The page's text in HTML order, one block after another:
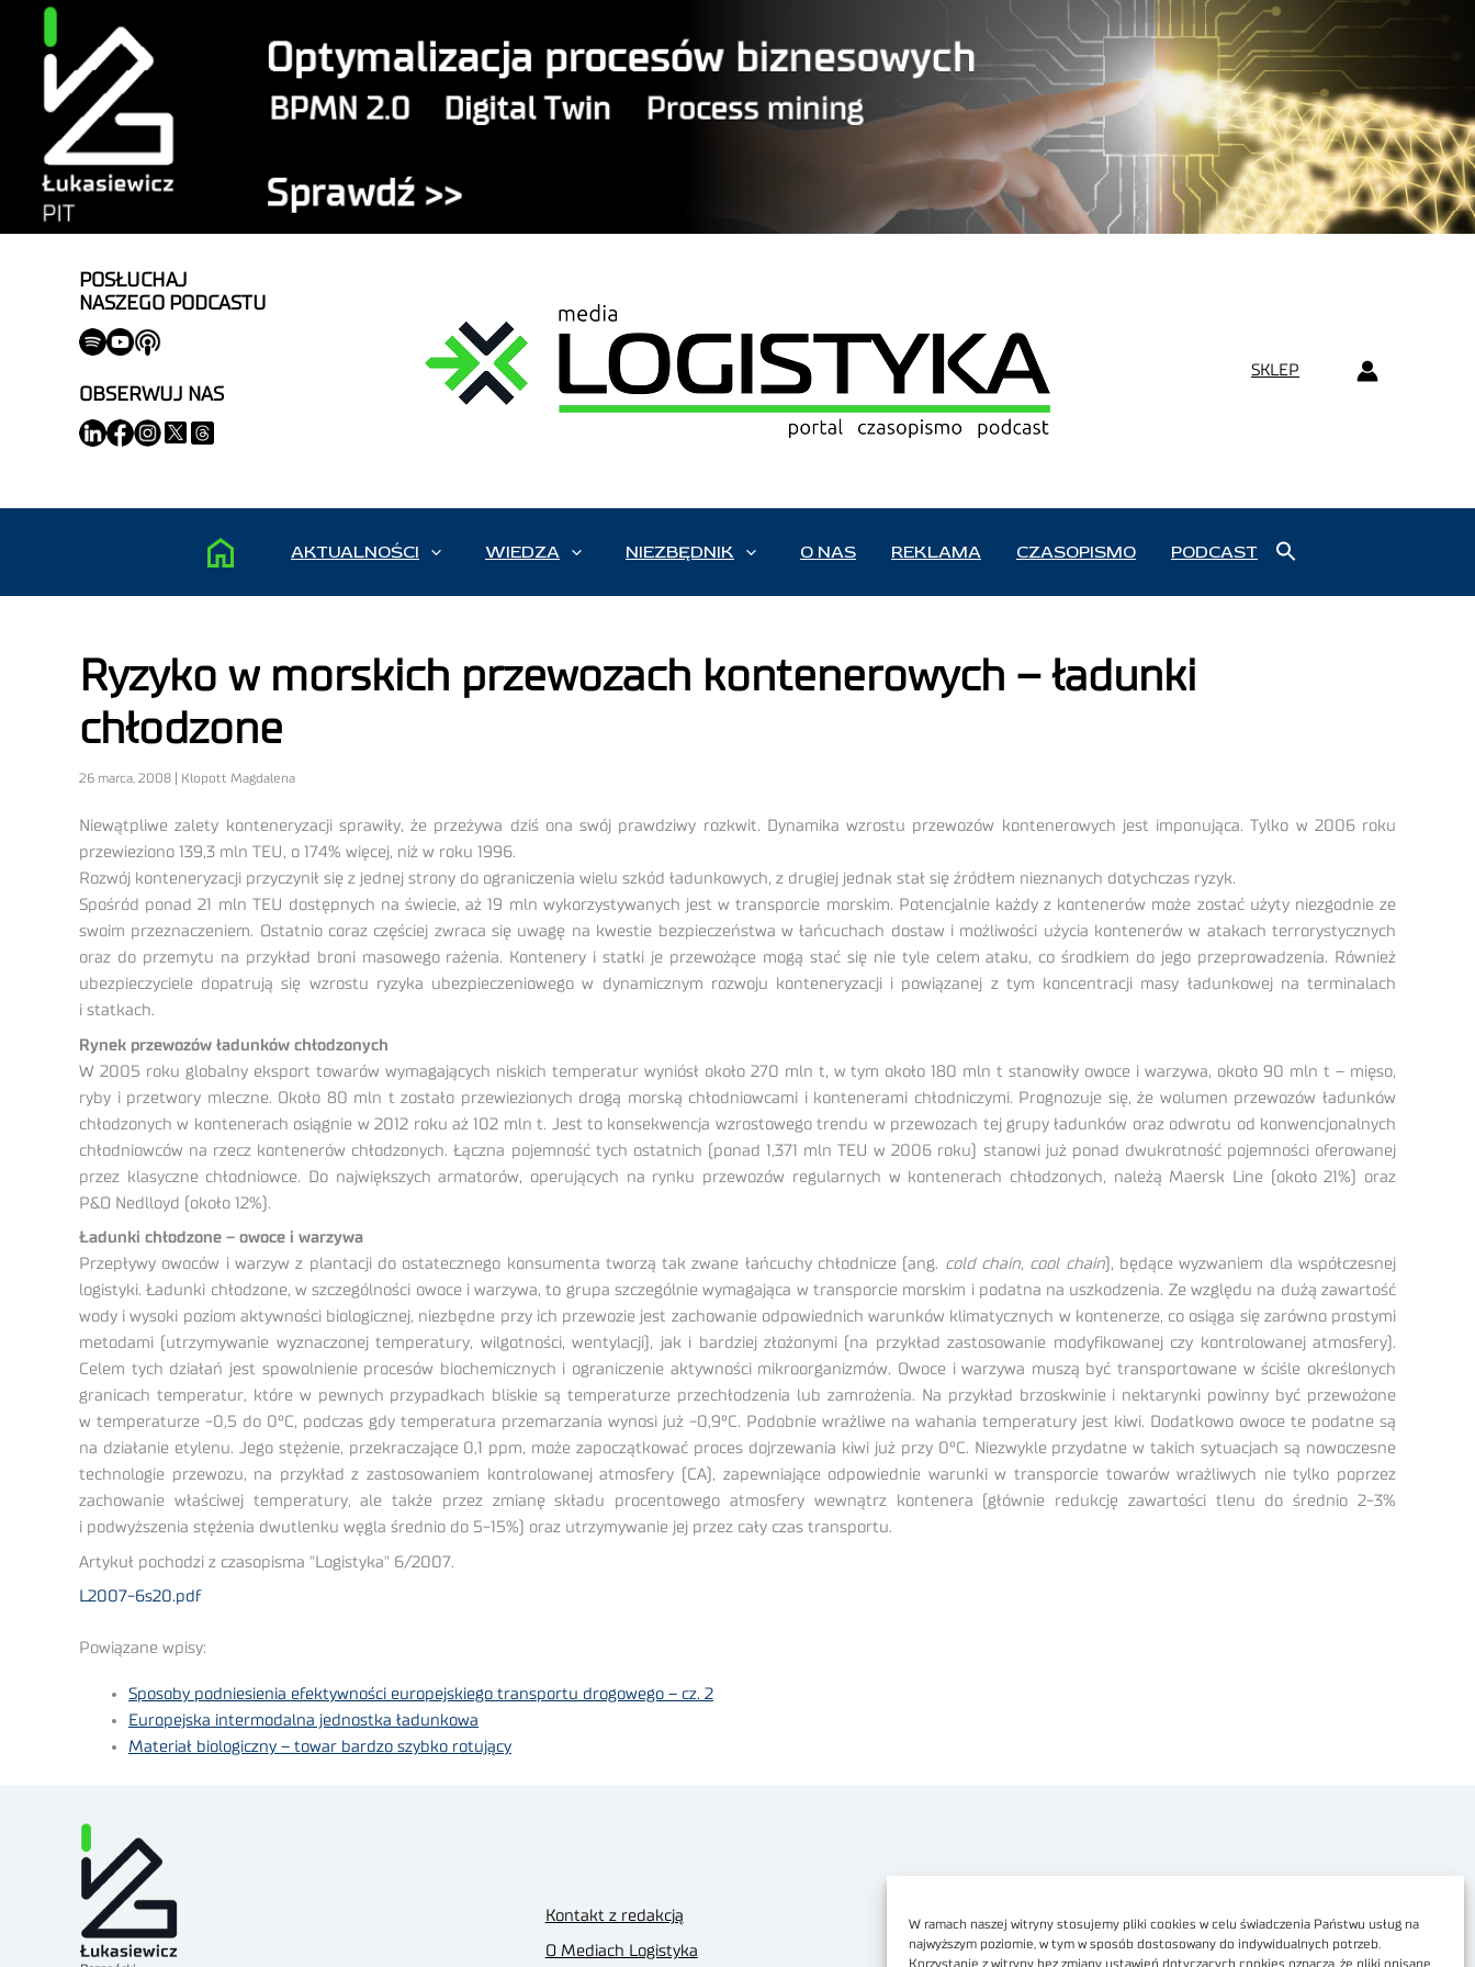
W ramach naszej witryny stosujemy pliki cookies w celu świadczenia Państwu usług na
najwyższym poziomie, w tym w sposób dostosowany do indywidualnych potrzeb.
Korzystanie z witryny bez zmiany ustawień dotyczących cookies oznacza, że pliki opisane
POSŁUCHAJ
NASZEGO PODCASTU
OBSERWUJ NAS
SKLEP
AKTUALNOŚCI WIEDZA NIEZBĘDNIK O NAS REKLAMA CZASOPISMO PODCAST
Ryzyko w morskich przewozach kontenerowych – ładunki
chłodzone
26 marca, 2008 | Klopott Magdalena
Niewątpliwe zalety konteneryzacji sprawiły, że przeżywa dziś ona swój prawdziwy rozkwit. Dynamika wzrostu przewozów kontenerowych jest imponująca. Tylko w 2006 roku
przewieziono 139,3 mln TEU, o 174% więcej, niż w roku 1996.
Rozwój konteneryzacji przyczynił się z jednej strony do ograniczenia wielu szkód ładunkowych, z drugiej jednak stał się źródłem nieznanych dotychczas ryzyk.
Spośród ponad 21 mln TEU dostępnych na świecie, aż 19 mln wykorzystywanych jest w transporcie morskim. Potencjalnie każdy z kontenerów może zostać użyty niezgodnie ze
swoim przeznaczeniem. Ostatnio coraz częściej zwraca się uwagę na kwestie bezpieczeństwa w łańcuchach dostaw i możliwości użycia kontenerów w atakach terrorystycznych
oraz do przemytu na przykład broni masowego rażenia. Kontenery i statki je przewożące mogą stać się nie tyle celem ataku, co środkiem do jego przeprowadzenia. Również
ubezpieczyciele dopatrują się wzrostu ryzyka ubezpieczeniowego w dynamicznym rozwoju konteneryzacji i powiązanej z tym koncentracji masy ładunkowej na terminalach
i statkach.
Rynek przewozów ładunków chłodzonych
W 2005 roku globalny eksport towarów wymagających niskich temperatur wyniósł około 270 mln t, w tym około 180 mln t stanowiły owoce i warzywa, około 90 mln t – mięso,
ryby i przetwory mleczne. Około 80 mln t zostało przewiezionych drogą morską chłodniowcami i kontenerami chłodniczymi. Prognozuje się, że wolumen przewozów ładunków
chłodzonych w kontenerach osiągnie w 2012 roku aż 102 mln t. Jest to konsekwencja wzrostowego trendu w przewozach tej grupy ładunków oraz odwrotu od konwencjonalnych
chłodniowców na rzecz kontenerów chłodzonych. Łączna pojemność tych ostatnich (ponad 1,371 mln TEU w 2006 roku) stanowi już ponad dwukrotność pojemności oferowanej
przez klasyczne chłodniowce. Do największych armatorów, operujących na rynku przewozów regularnych w kontenerach chłodzonych, należą Maersk Line (około 21%) oraz
P&O Nedlloyd (około 12%).
Ładunki chłodzone – owoce i warzywa
Przepływy owoców i warzyw z plantacji do ostatecznego konsumenta tworzą tak zwane łańcuchy chłodnicze (ang. cold chain, cool chain), będące wyzwaniem dla współczesnej
logistyki. Ładunki chłodzone, w szczególności owoce i warzywa, to grupa szczególnie wymagająca w transporcie morskim i podatna na uszkodzenia. Ze względu na dużą zawartość
wody i wysoki poziom aktywności biologicznej, niezbędne przy ich przewozie jest zachowanie odpowiednich warunków klimatycznych w kontenerze, co osiąga się zarówno prostymi
metodami (utrzymywanie wyznaczonej temperatury, wilgotności, wentylacji), jak i bardziej złożonymi (na przykład zastosowanie modyfikowanej czy kontrolowanej atmosfery).
Celem tych działań jest spowolnienie procesów biochemicznych i ograniczenie aktywności mikroorganizmów. Owoce i warzywa muszą być transportowane w ściśle określonych
granicach temperatur, które w pewnych przypadkach bliskie są temperaturze przechłodzenia lub zamrożenia. Na przykład brzoskwinie i nektarynki powinny być przewożone
w temperaturze -0,5 do 0°C, podczas gdy temperatura przemarzania wynosi już -0,9°C. Podobnie wrażliwe na wahania temperatury jest kiwi. Dodatkowo owoce te podatne są
na działanie etylenu. Jego stężenie, przekraczające 0,1 ppm, może zapoczątkować proces dojrzewania kiwi już przy 0°C. Niezwykle przydatne w takich sytuacjach są nowoczesne
technologie przewozu, na przykład z zastosowaniem kontrolowanej atmosfery (CA), zapewniające odpowiednie warunki w transporcie towarów wrażliwych nie tylko poprzez
zachowanie właściwej temperatury, ale także przez zmianę składu procentowego atmosfery wewnątrz kontenera (głównie redukcję zawartości tlenu do średnio 2-3%
i podwyższenia stężenia dwutlenku węgla średnio do 5-15%) oraz utrzymywanie jej przez cały czas transportu.
Artykuł pochodzi z czasopisma "Logistyka" 6/2007.
L2007-6s20.pdf
Powiązane wpisy:
Sposoby podniesienia efektywności europejskiego transportu drogowego – cz. 2
Europejska intermodalna jednostka ładunkowa
Materiał biologiczny – towar bardzo szybko rotujący
Kontakt z redakcją
O Mediach Logistyka
Dostępność cyfrowa
Regulamin Portalu